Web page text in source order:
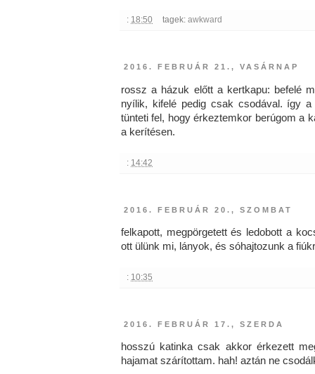
: 18:50 tagek: awkward
2016. FEBRUÁR 21., VASÁRNAP
rossz a házuk előtt a kertkapu: befelé
nyílik, kifelé pedig csak csodával. így
tünteti fel, hogy érkeztemkor berúgom a
a kerítésen.
: 14:42
2016. FEBRUÁR 20., SZOMBAT
felkapott, megpörgetett és ledobott a
ott ülünk mi, lányok, és sóhajtozunk a
: 10:35
2016. FEBRUÁR 17., SZERDA
hosszú katinka csak akkor érkezett
hajamat szárítottam. hah! aztán ne